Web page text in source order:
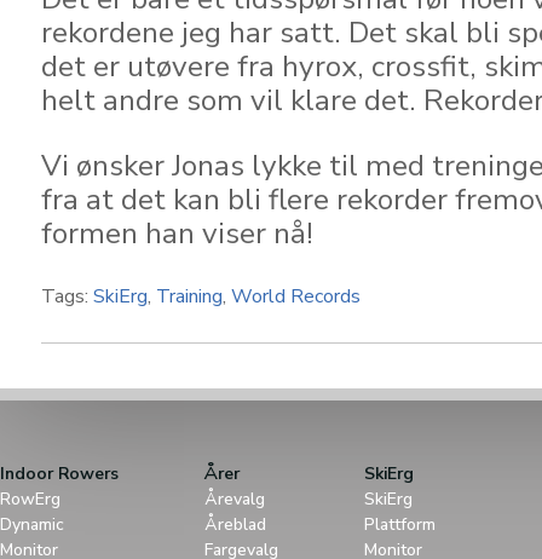
rekordene jeg har satt. Det skal bli
det er utøvere fra hyrox, crossfit,
helt andre som vil klare det.
Vi ønsker Jonas lykke til med
fra at det kan bli flere rekorder
formen han viser nå!
Tags: SkiErg, Training, World Records
Indoor Rowers
RowErg
Dynamic
Monitor
Årer
Årevalg
Åreblad
Fargevalg
SkiErg
SkiErg
Plattform
Monitor